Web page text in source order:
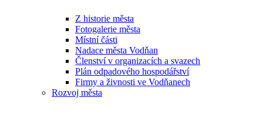
Z historie města
Fotogalerie města
Místní části
Nadace města Vodňan
Členství v organizacích a svazech
Plán odpadového hospodářství
Firmy a živnosti ve Vodňanech
Rozvoj města